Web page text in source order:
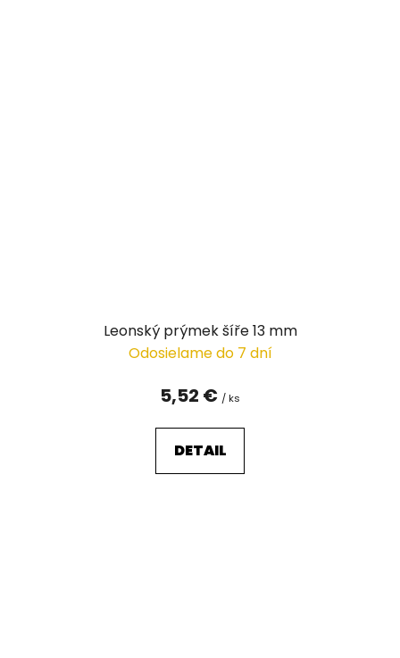
Leonský prýmek šíře 13 mm
Odosielame do 7 dní
5,52 € / ks
DETAIL